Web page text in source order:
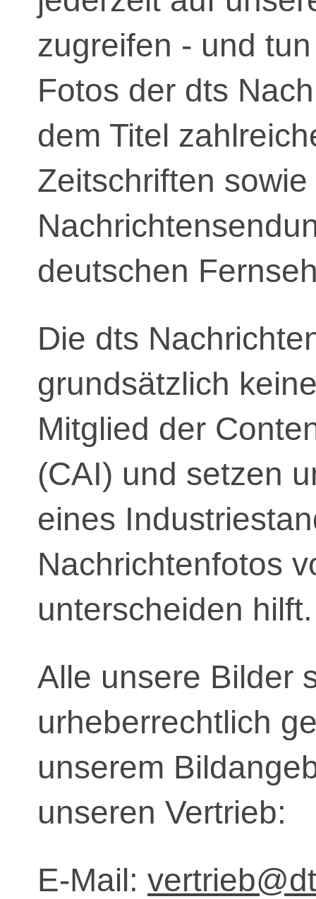
zugreifen - und
Fotos der dts
dem Titel
Zeitschriften
deutschen
Die dts
grundsätzlich
Mitglied der
(CAI) und setzen
eines
Nachrichtenfotos
unterscheiden hilft.
Alle unsere Bilder
urheberrechtlich
unserem
unseren Vertrieb:
E-Mail: